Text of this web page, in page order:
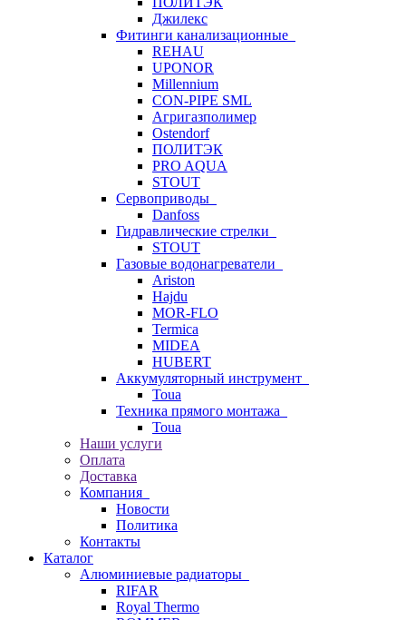
Джилекс
Фитинги канализационные
REHAU
UPONOR
Millennium
CON-PIPE SML
Агригазполимер
Ostendorf
ПОЛИТЭК
PRO AQUA
STOUT
Сервоприводы
Danfoss
Гидравлические стрелки
STOUT
Газовые водонагреватели
Ariston
Hajdu
MOR-FLO
Termica
MIDEA
HUBERT
Аккумуляторный инструмент
Toua
Техника прямого монтажа
Toua
Наши услуги
Оплата
Доставка
Компания
Новости
Политика
Контакты
Каталог
Алюминиевые радиаторы
RIFAR
Royal Thermo